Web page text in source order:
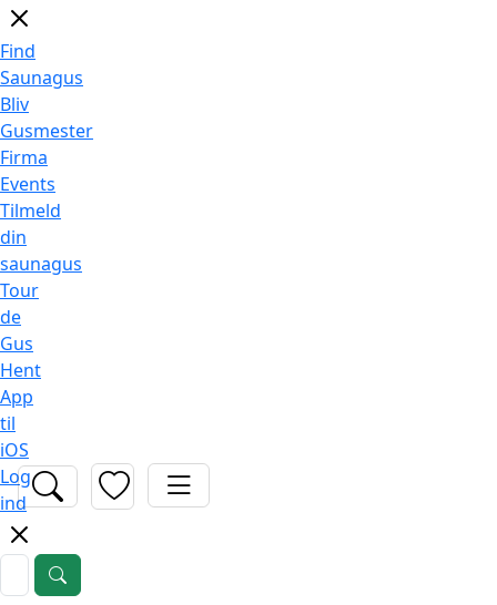
Find
Saunagus
Bliv
Gusmester
Firma
Events
Tilmeld
din
saunagus
Tour
de
Gus
Hent
App
til
iOS
Log
ind